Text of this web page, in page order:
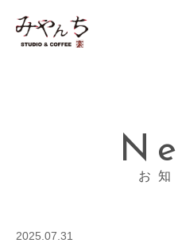
お知
2025.07.31